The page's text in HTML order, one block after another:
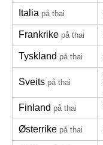
Italia på thai
Frankrike på thai
Tyskland på thai
Sveits på thai
Finland på thai
Østerrike på thai